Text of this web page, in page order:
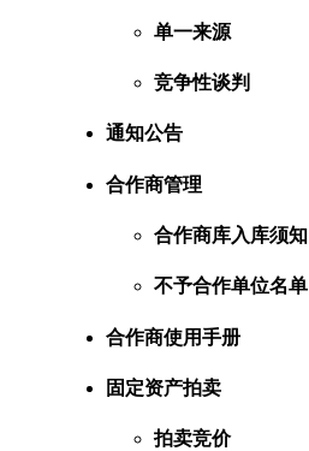
单一来源
竞争性谈判
通知公告
合作商管理
合作商库入库须知
不予合作单位名单
合作商使用手册
固定资产拍卖
拍卖竞价